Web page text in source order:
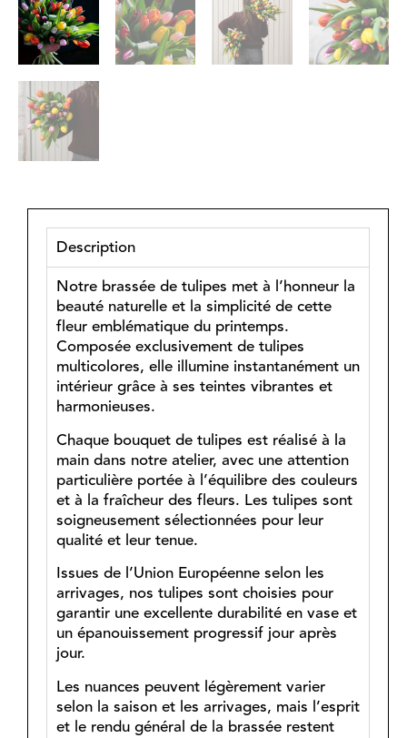
Description
Notre brassée de tulipes met à l’honneur la
beauté naturelle et la simplicité de cette
fleur emblématique du printemps.
Composée exclusivement de tulipes
multicolores, elle illumine instantanément un
intérieur grâce à ses teintes vibrantes et
harmonieuses.
Chaque bouquet de tulipes est réalisé à la
main dans notre atelier, avec une attention
particulière portée à l’équilibre des couleurs
et à la fraîcheur des fleurs. Les tulipes sont
soigneusement sélectionnées pour leur
qualité et leur tenue.
Issues de l’Union Européenne selon les
arrivages, nos tulipes sont choisies pour
garantir une excellente durabilité en vase et
un épanouissement progressif jour après
jour.
Les nuances peuvent légèrement varier
selon la saison et les arrivages, mais l’esprit
et le rendu général de la brassée restent